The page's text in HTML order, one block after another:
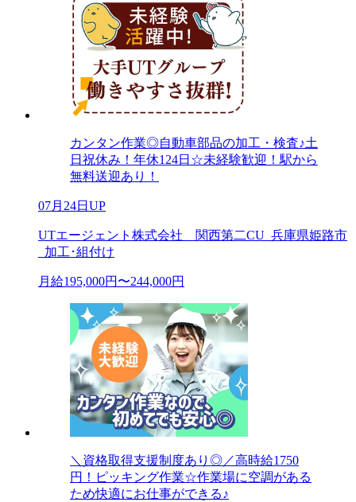
カンタン作業◎自動車部品の加工・検査♪土
日祝休み！年休124日☆未経験歓迎！駅から
無料送迎あり！
07月24日UP
UTエージェント株式会社 関西第二CU_兵庫県姫路市
_加工･組付け
月給195,000円〜244,000円
＼資格取得支援制度あり◎／高時給1750
円！ピッキング作業☆作業場に空調がある
ため快適にお仕事ができる♪